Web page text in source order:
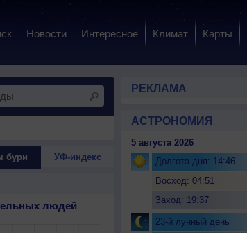
Новости Интересное Климат Карты
бури УФ-индекс
людей
РЕКЛАМА
АСТРОНОМИЯ
5 августа 2026
Долгота дня: 14:46
Восход: 04:51
Заход: 19:37
23-й лунный день